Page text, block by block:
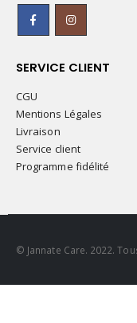
SERVICE CLIENT
CGU
Mentions Légales
Livraison
Service client
Programme fidélité
© Jannate Care. 2022.